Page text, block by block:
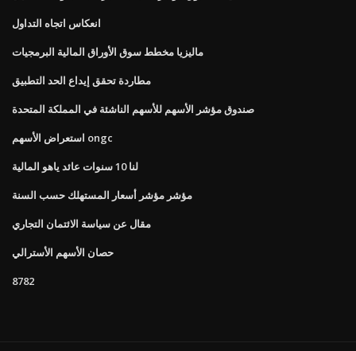
انعكاس اتجاه التداول
ماليزيا مخطط سوق الأوراق المالية البرمجيات
مطاردة تحقق إيداع الحد التطبيق
صندوق مؤشر الأسهم للأسهم الناشئة في المملكة المتحدة
استعراض الأسهم ongc
لنا 10 سنوات عائد ياهو المالية
مؤشر مؤشر أسعار المستهلك حسب السنة
مقال عن سياسة الائتمان التجاري
حصان الأسهم الأسترالي
8782